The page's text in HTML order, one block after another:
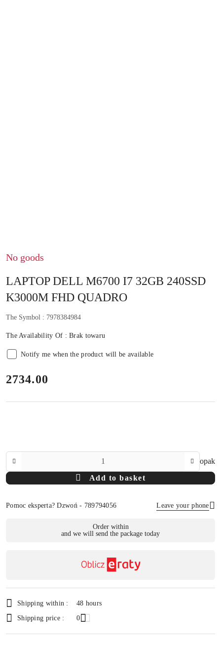
No goods
LAPTOP DELL M6700 I7 32GB 240SSD
K3000M FHD QUADRO
The Symbol : 7978384984
The Availability Of :Brak towaru
Notify me when the product will be available
price:
2734.00
opak
Add to basket
Pomoc eksperta? Dzwoń - 789794056 Leave your phone
Order within
and we will send the package today
Shipping within :
48 hours
Shipping price :
0